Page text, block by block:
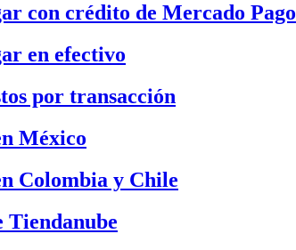
con crédito de Mercado Pago
en efectivo
por transacción
México
Colombia y Chile
Tiendanube